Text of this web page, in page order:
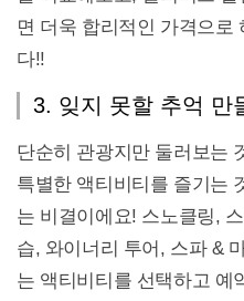
면 더욱 합리적인 가격으로
다!!
3. 잊지 못할 추억 만
단순히 관광지만 둘러보는
특별한 액티비티를 즐기는
는 비결이에요! 스노클링,
습, 와이너리 투어, 스파 &
는 액티비티를 선택하고 예